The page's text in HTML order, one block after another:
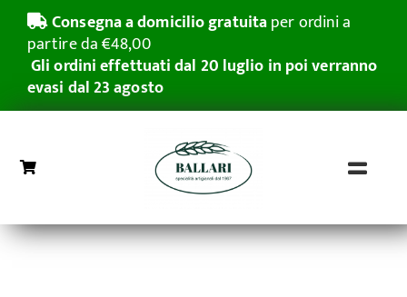
Salta
contenuto
Consegna a domicilio gratuitaper ordini a
partire da €48,00
Gli ordini effettuati dal 20 luglio in poi verranno
evasi dal 23 agosto
Toggle
Home